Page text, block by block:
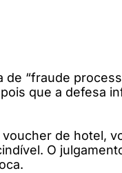
“fraude
que a defesa
de hotel,
O